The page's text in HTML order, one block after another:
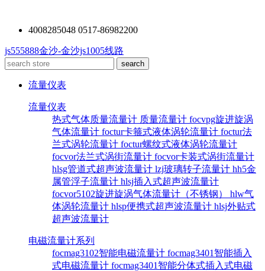
4008285048 0517-86982200
js555888金沙-金沙js1005线路
流量仪表
流量仪表
热式气体质量流量计 质量流量计 focvpg旋进旋涡
气体流量计 foctur卡箍式液体涡轮流量计 foctur法
兰式涡轮流量计 foctur螺纹式液体涡轮流量计
focvor法兰式涡街流量计 focvor卡装式涡街流量计
hlsg管道式超声波流量计 lzj玻璃转子流量计 hh5金
属管浮子流量计 hlsj插入式超声波流量计
focvor5102旋进旋涡气体流量计（不锈钢） hlw气
体涡轮流量计 hlsp便携式超声波流量计 hlsj外贴式
超声波流量计
电磁流量计系列
focmag3102智能电磁流量计 focmag3401智能插入
式电磁流量计 focmag3401智能分体式插入式电磁